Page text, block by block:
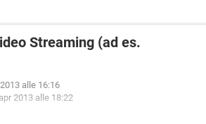
Streaming (ad es.
alle 16:16
2013 alle 18:22